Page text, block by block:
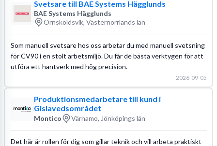
Svetsare till BAE Systems Hägglunds
BAE Systems Hägglunds
Örnsköldsvik, Västernorrlands län
Som manuell svetsare hos oss arbetar du med manuell svetsning
för CV90 i en stolt arbetsmiljö. Du får de bästa verktygen för att
utföra ett hantverk med hög precision.
2026-09-05
Produktionsmedarbetare till kund i
Gislavedsområdet
Montico Värnamo, Jönköpings län
Det här är rollen för dig som gillar teknik och vill arbeta praktiskt